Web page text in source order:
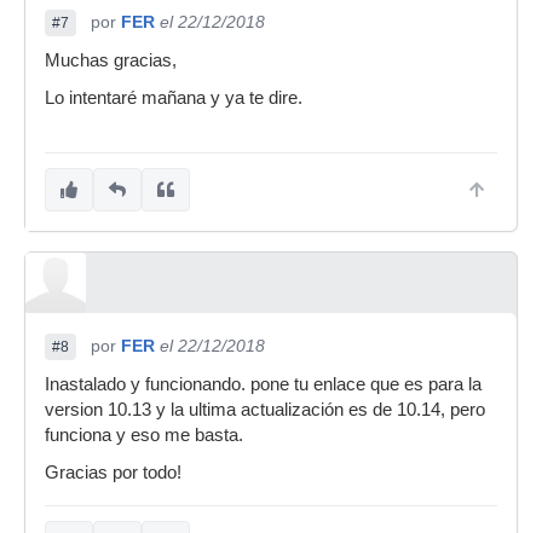
#7 por FER el 22/12/2018
Muchas gracias,
Lo intentaré mañana y ya te dire.
#8 por FER el 22/12/2018
Inastalado y funcionando. pone tu enlace que es para la
version 10.13 y la ultima actualización es de 10.14, pero
funciona y eso me basta.
Gracias por todo!